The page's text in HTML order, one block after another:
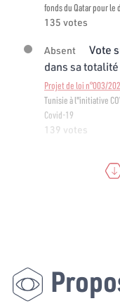
fonds du Qatar pour
135 votes
Absent
Vote
dans sa totalité
Projet de loi n°003/
Tunisie à l"initiative
Covid-19
139 votes